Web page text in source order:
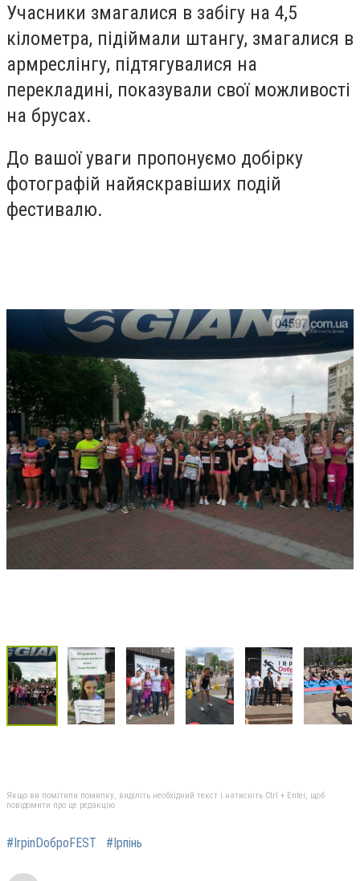
Учасники змагалися в забігу на 4,5
кілометра, підіймали штангу, змагалися в
армреслінгу, підтягувалися на
перекладині, показували свої можливості
на брусах.
До вашої уваги пропонуємо добірку
фотографій найяскравіших подій
фестивалю.
Якщо ви помітили помилку, виділіть необхідний текст і натисніть Ctrl + Enter, щоб
повідомити про це редакцію
#IrpinDoброFEST #Ірпінь